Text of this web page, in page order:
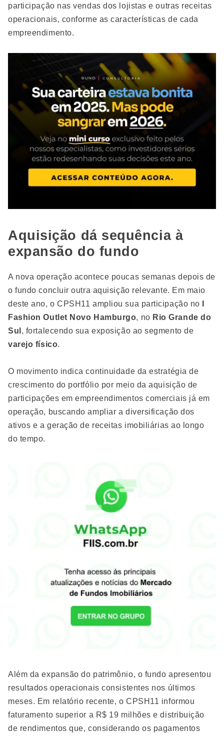
participação nas vendas dos lojistas e outras receitas
operacionais, conforme as características de cada
empreendimento.
Aquisição dá sequência à
expansão do fundo
A nova operação acontece poucas semanas depois de
o fundo concluir outra aquisição relevante. Em maio
deste ano, o CPSH11 ampliou sua participação no
Fashion Outlet Novo Hamburgo, no Rio Grande do
Sul , fortalecendo sua exposição ao segmento de
varejo físico.
O movimento indica continuidade da estratégia de
crescimento do portfólio por meio da aquisição de
participações em empreendimentos comerciais já em
operação, buscando ampliar a diversificação dos
ativos e a geração de receitas imobiliárias ao longo
do tempo.
Além da expansão do patrimônio, o fundo apresentou
resultados operacionais consistentes nos últimos
meses. Em relatório recente, o CPSH11 informou
faturamento superior a R$ 19 milhões e distribuição
de rendimentos que, considerando os pagamentos